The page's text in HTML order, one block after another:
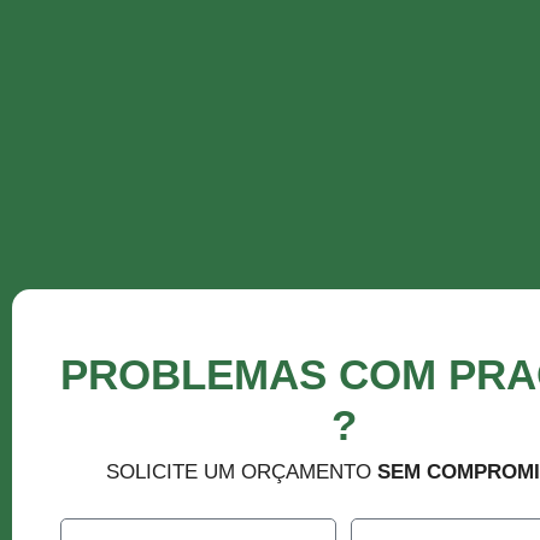
PROBLEMAS COM
?
SOLICITE UM ORÇAMENTO SEM